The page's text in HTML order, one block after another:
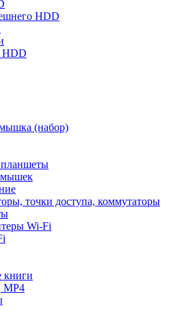
HDD
HDD
(набор)
планшеты
мышек
точки доступа, коммутаторы
Wi-Fi
книги
MP4